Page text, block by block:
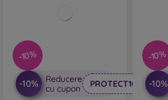
-10%
-10%
Reducere
cu cupon
PROTECT10
-10%
-10%